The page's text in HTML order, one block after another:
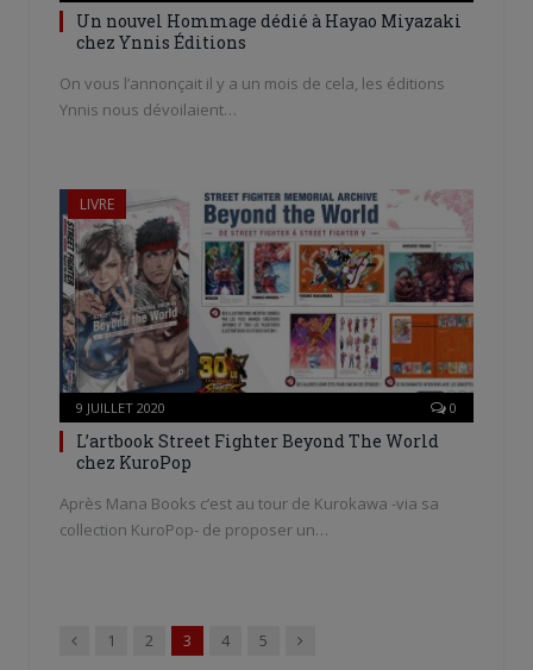
Un nouvel Hommage dédié à Hayao Miyazaki
chez Ynnis Éditions
On vous l’annonçait il y a un mois de cela, les éditions
Ynnis nous dévoilaient…
LIVRE
9 JUILLET 2020 0
L’artbook Street Fighter Beyond The World
chez KuroPop
Après Mana Books c’est au tour de Kurokawa -via sa
collection KuroPop- de proposer un…
Précédent
1 2 3 4 5 Suivant